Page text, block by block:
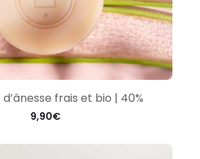
frais et bio | 40%
9,90€